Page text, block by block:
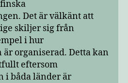
Det är välkänt att
skiljer sig från
i hur
organiserad. Detta kan
eftersom
i båda länder är